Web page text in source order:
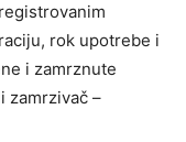
rok upotrebe i
i zamrznute
zamrzivač –